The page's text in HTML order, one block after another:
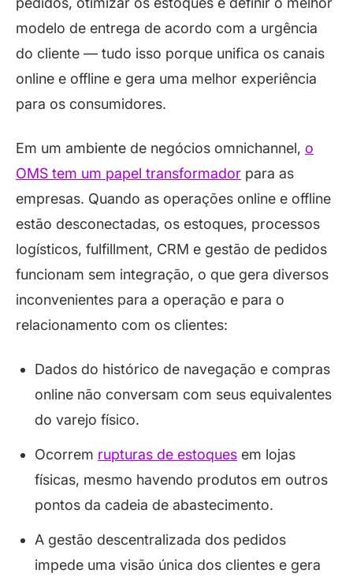
modelo de entrega de acordo com a urgência
do cliente — tudo isso porque unifica os canais
online e offline e gera uma melhor experiência
para os consumidores.
Em um ambiente de negócios omnichannel, o
OMS tem um papel transformador para as
empresas. Quando as operações online e offline
estão desconectadas, os estoques, processos
logísticos, fulfillment, CRM e gestão de pedidos
funcionam sem integração, o que gera diversos
inconvenientes para a operação e para o
relacionamento com os clientes:
Dados do histórico de navegação e compras
online não conversam com seus equivalentes
do varejo físico.
Ocorrem rupturas de estoques em lojas
físicas, mesmo havendo produtos em outros
pontos da cadeia de abastecimento.
A gestão descentralizada dos pedidos
impede uma visão única dos clientes e gera